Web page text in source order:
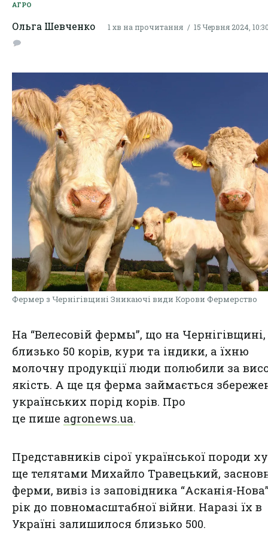
АГРО
Ольга Шевченко 1 хв на прочитання 15 Червня 2024,
Фермер з Чернігівщині Зникаючі види Корови Фермерство
На “Велесовій фермы”, що на
близько 50 корів, кури та індики, а їхню
молочну продукції люди полюбили за
якість. А ще ця ферма займається
українських порід корів. Про
це пише agronews.ua.
Представників сірої української породи
ще телятами Михайло Травецький,
ферми, вивіз із заповідника “Асканія-
рік до повномасштабної війни. Наразі їх в
Україні залишилося близько 500.